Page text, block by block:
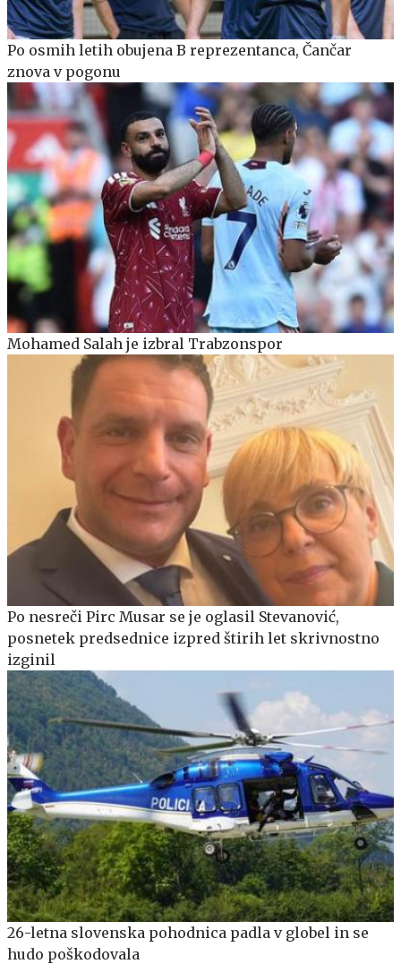
Po osmih letih obujena B reprezentanca, Čančar
znova v pogonu
Mohamed Salah je izbral Trabzonspor
Po nesreči Pirc Musar se je oglasil Stevanović,
posnetek predsednice izpred štirih let skrivnostno
izginil
26-letna slovenska pohodnica padla v globel in se
hudo poškodovala